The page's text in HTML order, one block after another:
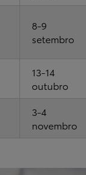
8-9
setembro
13-14
outubro
3-4
novembro